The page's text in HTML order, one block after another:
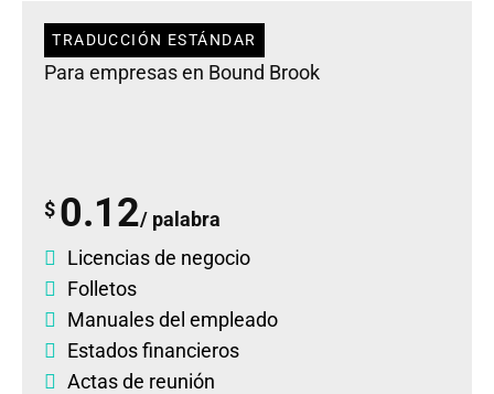
TRADUCCIÓN ESTÁNDAR
Para empresas en Bound Brook
$ 0.12/ palabra
Licencias de negocio
Folletos
Manuales del empleado
Estados financieros
Actas de reunión